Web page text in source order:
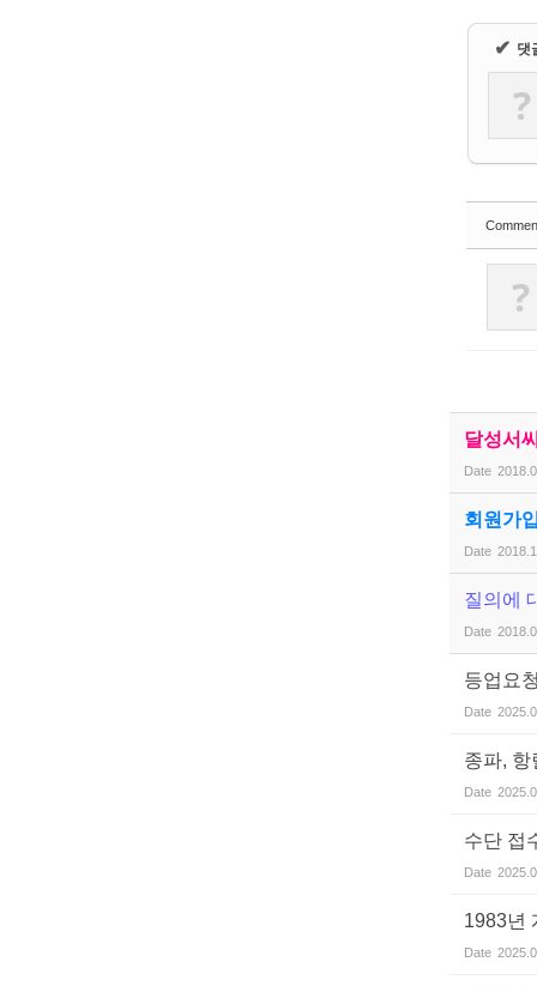
✔ 댓
?
?
달성서
Date
회원가
Date
질의에
Date
등업요
Date
종파, 항
Date
수단 접
Date
1983년
Date